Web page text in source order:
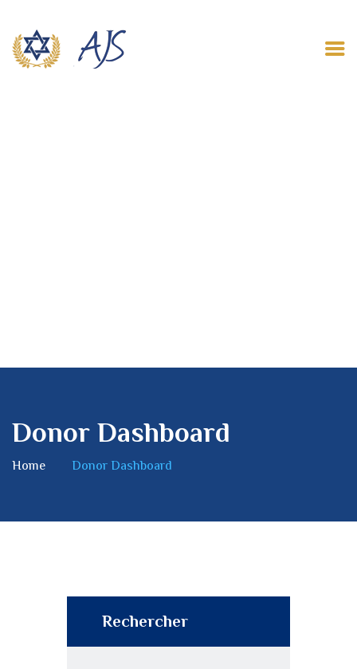
Donor Dashboard
Home Donor Dashboard
Rechercher